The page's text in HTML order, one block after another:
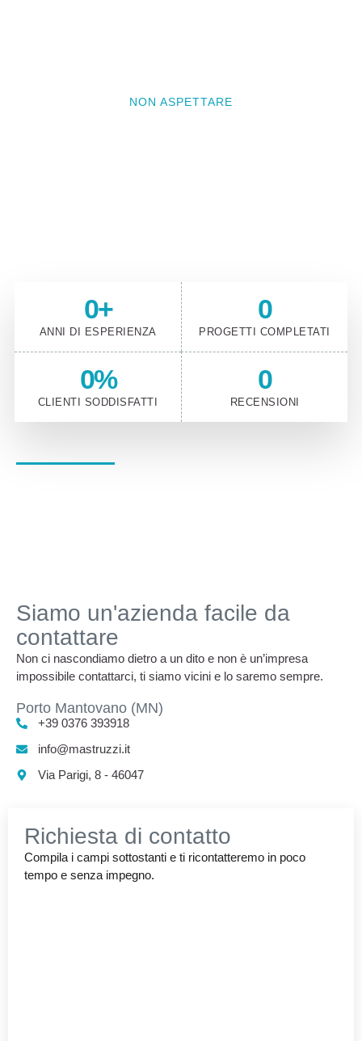
NON ASPETTARE
ANNI DI ESPERIENZA
0+
PROGETTI COMPLETATI
0
CLIENTI SODDISFATTI
0%
RECENSIONI
0
Siamo un'azienda facile da
contattare
Non ci nascondiamo dietro a un dito e non è un’impresa
impossibile contattarci, ti siamo vicini e lo saremo sempre.
Porto Mantovano (MN)
+39 0376 393918
info@mastruzzi.it
Via Parigi, 8 - 46047
Richiesta di contatto
Compila i campi sottostanti e ti ricontatteremo in poco
tempo e senza impegno.